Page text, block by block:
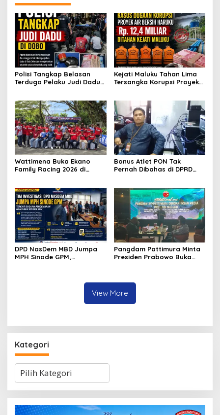
Polisi Tangkap Belasan
Terduga Pelaku Judi Dadu
Selisih Barang Bukti
Kejati Maluku Tahan Lima
Tersangka Korupsi Proyek
Wattimena Buka Ekano
Family Racing 2026 di
Bonus Atlet PON Tak
Pernah Dibahas di DPRD
DPD NasDem MBD Jumpa
MPH Sinode GPM,
Pangdam Pattimura Minta
Presiden Prabowo Buka
View More
Kategori
Kategori